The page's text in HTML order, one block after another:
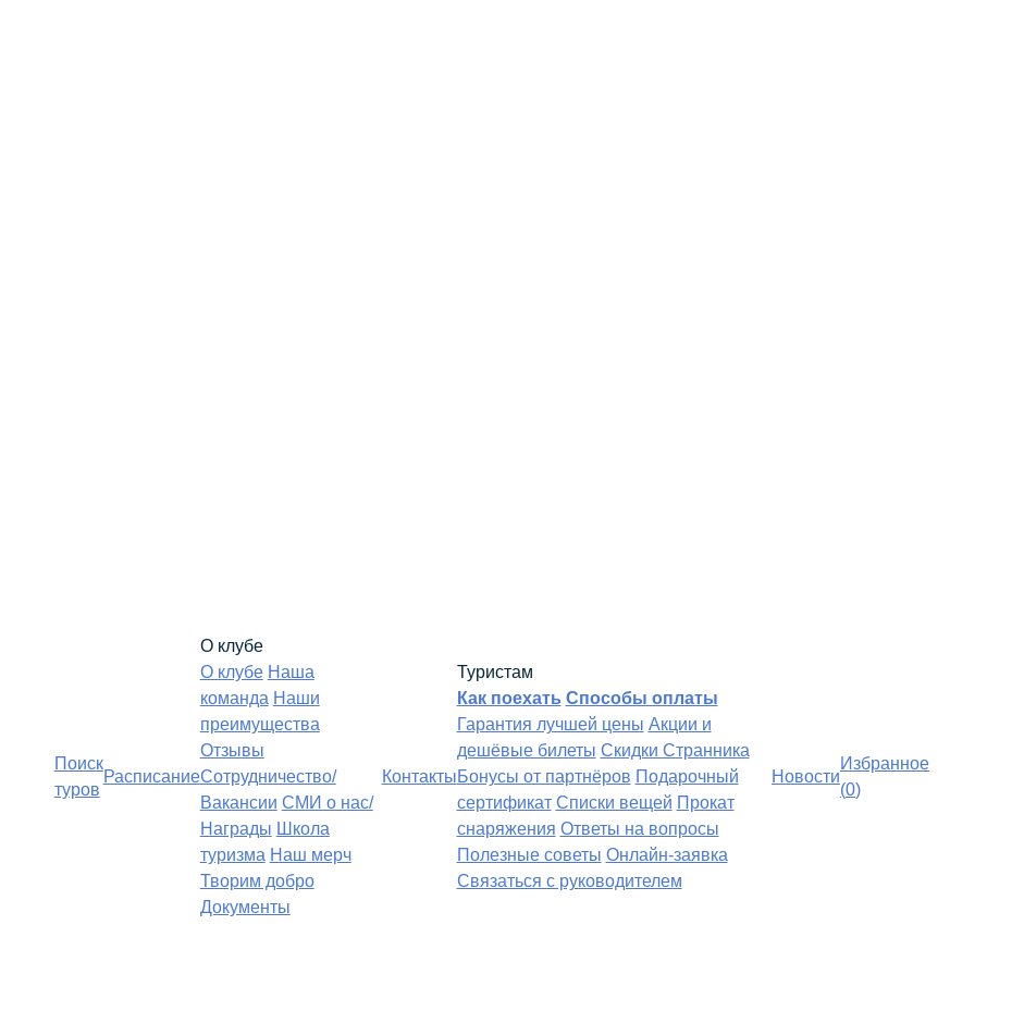
Поиск
туров
Расписание
О клубе
О клубе Наша
команда Наши
преимущества
Отзывы
Сотрудничество/
Вакансии СМИ о нас/
Награды Школа
туризма Наш мерч
Творим добро
Документы
Контакты
Туристам
Как поехать Способы оплаты
Гарантия лучшей цены Акции и
дешёвые билеты Скидки Странника
Бонусы от партнёров Подарочный
сертификат Списки вещей Прокат
снаряжения Ответы на вопросы
Полезные советы Онлайн-заявка
Связаться с руководителем
Новости
Избранное
(0)